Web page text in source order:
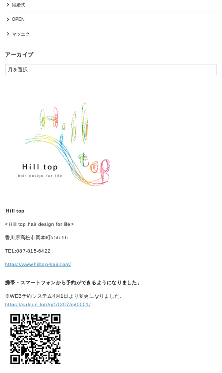
結婚式
OPEN
マツエク
アーカイブ
Ｈill top
<Ｈill top hair design for life>
香川県高松市岡本町556-16
TEL:087-815-6422
https://www.hilltop-hair.com/
携帯・スマートフォンから予約ができるようになりました。
※WEB予約システム4月1日より変更になりました。
https://saloon.to/r/g/51207/m/0001/